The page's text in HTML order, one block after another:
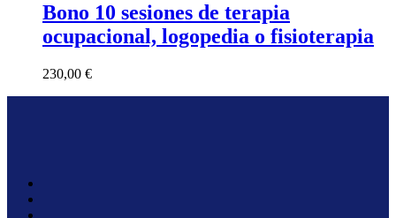
Bono 10 sesiones de terapia
ocupacional, logopedia o fisioterapia
230,00 €